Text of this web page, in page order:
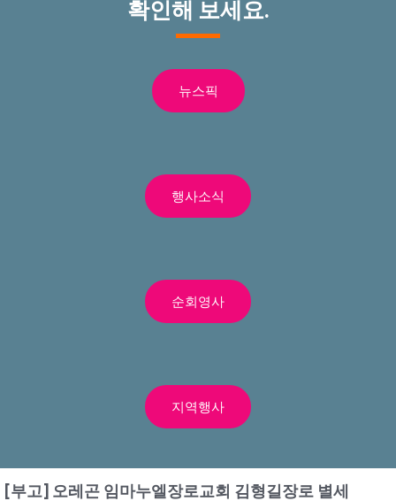
확인해 보세요.
뉴스픽
행사소식
순회영사
지역행사
[부고] 오레곤 임마누엘장로교회 김형길장로 별세